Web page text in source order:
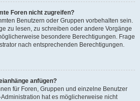
Foren nicht zugreifen?
Benutzern oder Gruppen vorbehalten sein.
zu lesen, zu schreiben oder andere Vorgänge
besondere Berechtigungen. Frage
nach entsprechenden Berechtigungen.
anfügen?
für Foren, Gruppen und einzelne Benutzer
hat es möglicherweise nicht